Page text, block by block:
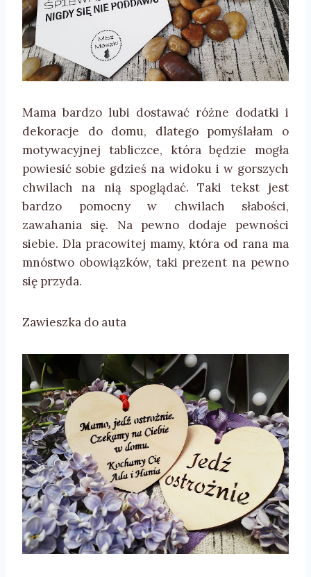
Mama bardzo lubi dostawać różne dodatki i
dekoracje do domu, dlatego pomyślałam o
motywacyjnej tabliczce, która będzie mogła
powiesić sobie gdzieś na widoku i w gorszych
chwilach na nią spoglądać. Taki tekst jest
bardzo pomocny w chwilach słabości,
zawahania się. Na pewno dodaje pewności
siebie. Dla pracowitej mamy, która od rana ma
mnóstwo obowiązków, taki prezent na pewno
się przyda.
Zawieszka do auta